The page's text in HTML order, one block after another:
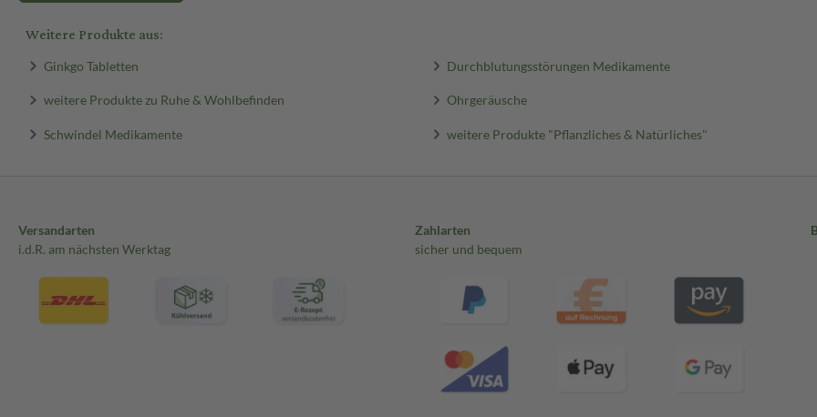
Weitere Produkte aus:
Ginkgo Tabletten Durchblutungsstörungen Medikamente
weitere Produkte zu Ruhe & Wohlbefinden Ohrgeräusche
Schwindel Medikamente weitere Produkte "Pflanzliches & Natürliches"
Versandarten
i.d.R. am nächsten Werktag
Zahlarten
sicher und bequem